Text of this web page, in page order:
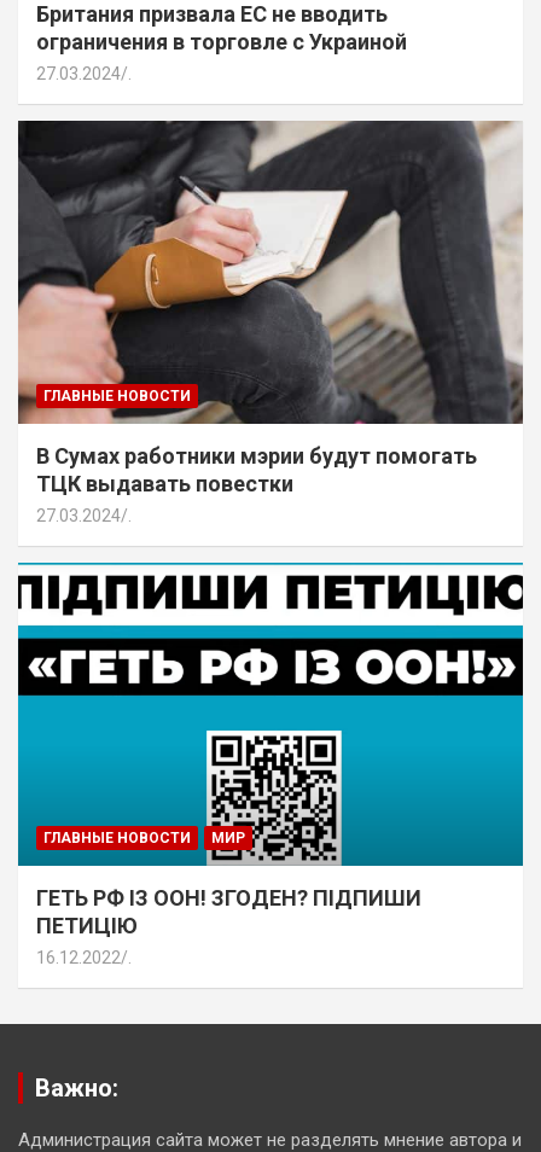
Британия призвала ЕС не вводить
ограничения в торговле с Украиной
27.03.2024
ГЛАВНЫЕ НОВОСТИ
В Сумах работники мэрии будут помогать
ТЦК выдавать повестки
27.03.2024
ГЛАВНЫЕ НОВОСТИ МИР
ГЕТЬ РФ ІЗ ООН! ЗГОДЕН? ПІДПИШИ
ПЕТИЦІЮ
16.12.2022
Важно:
Администрация сайта может не разделять мнение автора и